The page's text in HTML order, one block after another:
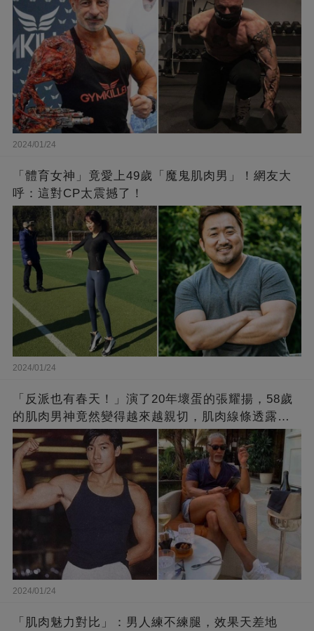
2024/01/24
「體育女神」竟愛上49歲「魔鬼肌肉男」！網友大
呼：這對CP太震撼了！
2024/01/24
「反派也有春天！」演了20年壞蛋的張耀揚，58歲
的肌肉男神竟然變得越來越親切，肌肉線條透露了
他的秘密！
2024/01/24
「肌肉魅力對比」：男人練不練腿，效果天差地